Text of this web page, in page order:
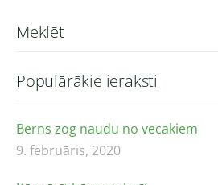
Meklēt
Populārākie ieraksti
Bērns zog naudu no vecākiem
9. februāris, 2020